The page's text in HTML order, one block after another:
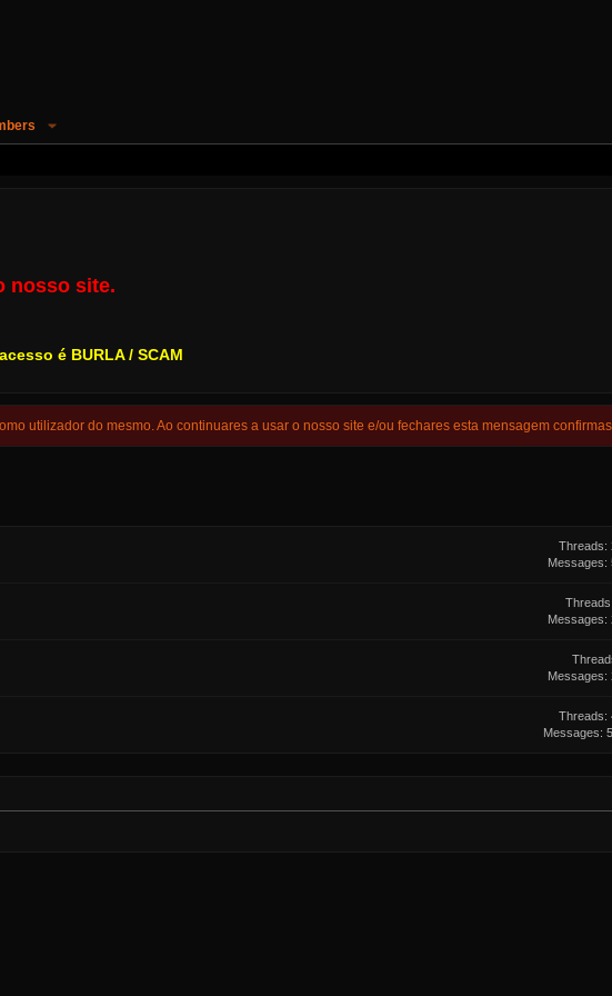
nosso site.
é BURLA / SCAM
utilizador do mesmo. Ao continuares a usar o nosso site e/ou fechares esta mensagem
Threads
Messages
Threads
Messages
Messages
Threads
Messages